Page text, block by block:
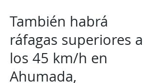
También habrá
ráfagas superiores a
los 45 km/h en
Ahumada,